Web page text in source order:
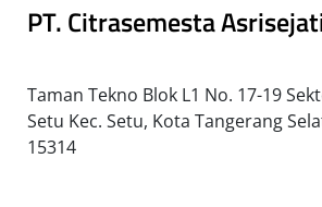
PT. Citrasemesta
Taman Tekno Blok L1 No. 17-19
Setu Kec. Setu, Kota Tangerang
15314